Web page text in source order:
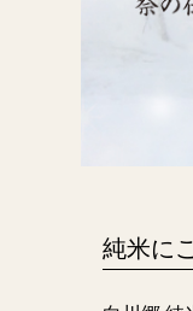
純米に